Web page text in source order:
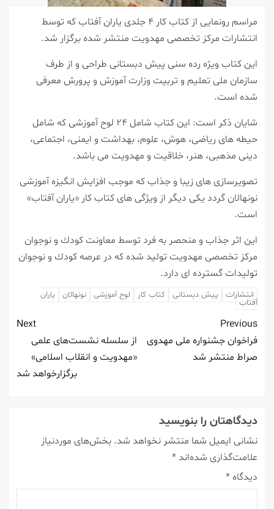
مراسم رونمایی از كتاب كار ۴ جلدی یاران آفتاب كه توسط
انتشارات مركز تخصصی مهدویت منتشر شده برگزار شد.
این كتاب ویژه رده سنی پیش دبستانی طراحی و از طرف
سازمان ملی تعلیم و تربیت وزارت آموزش و پرورش معرفی
شده است.
شایان ذكر است: این كتاب شامل ۲۴ لوح آموزشی كه شامل
حیطه های ریاضی، هوش، علوم، بهداشت و ایمنی، اجتماعی،
دینی مذهبی، هنر، خلاقیت و مهدویت می باشد.
تصویرسازی های زیبا و جذاب كه موجب افزایش انگیزه آموزشی
نونهالان گردد یكی دیگر از ویژگی های كتاب كار «یاران آفتاب»
است.
این اثر جذاب و منحصر به فرد توسط معاونت كودك و نوجوان
مركز تخصصی مهدویت تولید شده كه در عرصه كودك و نوجوان
تولیدات گسترده ای دارد.
انتشارات پیش دبستانی كتاب كار لوح آموزشی نونهالان یاران
آفتاب
Previous
فراخوان جشنواره ملی مهدوی
صراط منتشر شد
Next
از سلسله نشست‌های علمی
«مهدویت و انقلاب اسلامی»
برگزارخواهد شد
دیدگاهتان را بنویسید
نشانی ایمیل شما منتشر نخواهد شد. بخش‌های موردنیاز
علامت‌گذاری شده‌اند *
دیدگاه *